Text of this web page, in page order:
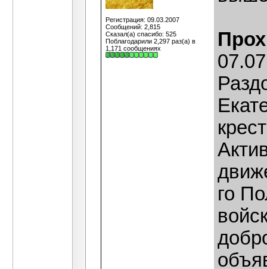
Регистрация: 09.03.2007
Сообщений: 2,815
Сказал(а) спасибо: 525
Поблагодарили 2,297 раз(а) в
1,171 сообщениях
го